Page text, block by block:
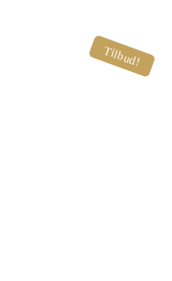
Tilbud!